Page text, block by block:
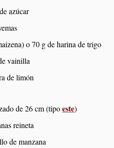
azúcar
o 70 g de harina de trigo
vainilla
de limón
de 26 cm (tipoeste)
reineta
de manzana